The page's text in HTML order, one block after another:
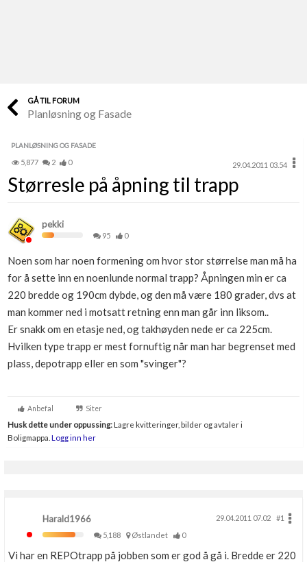
Finn håndverkere
Papirer som mangler
Skaff dokumentasjon som mangler
Kundeservice
Få svar på det du lurer på
Kom i gang med Boligmappa
Se din bolig? Klikk her
Boligmappa+
Få mer ut av Boligmappa
Nytt
GÅ TIL FORUM
Planløsning og Fasade
PLANLØSNING OG FASADE
5,877 2 0 29.04.2011 03.54
Størresle på åpning til trapp
pekki
95 0
Noen som har noen formening om hvor stor størrelse man må ha
for å sette inn en noenlunde normal trapp? Åpningen min er ca
220 bredde og 190cm dybde, og den må være 180 grader, dvs at
man kommer ned i motsatt retning enn man går inn liksom..
Er snakk om en etasje ned, og takhøyden nede er ca 225cm.
Hvilken type trapp er mest fornuftig når man har begrenset med
plass, depotrapp eller en som "svinger"?
Anbefal Siter
Husk dette under oppussing:Lagre kvitteringer, bilder og avtaler i
Boligmappa. Logg inn her
Harald1966 29.04.2011 07.02
#1
5,188
Østlandet 0
Vi har en REPOtrapp på jobben som er god å gå i. Bredde er 220